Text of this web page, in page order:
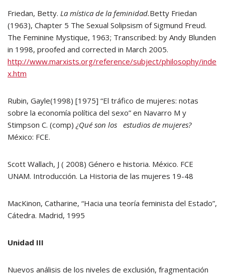
Friedan, Betty. La mística de la feminidad.Betty Friedan
(1963), Chapter 5 The Sexual Solipsism of Sigmund Freud.
The Feminine Mystique, 1963; Transcribed: by Andy Blunden
in 1998, proofed and corrected in March 2005.
http://www.marxists.org/reference/subject/philosophy/inde
x.htm
Rubin, Gayle(1998) [1975] “El tráfico de mujeres: notas
sobre la economía política del sexo” en Navarro M y
Stimpson C. (comp) ¿Qué son los estudios de mujeres?
México: FCE.
Scott Wallach, J ( 2008) Género e historia. México. FCE
UNAM. Introducción. La Historia de las mujeres 19-48
MacKinon, Catharine, “Hacia una teoría feminista del Estado”,
Cátedra. Madrid, 1995
Unidad III
Nuevos análisis de los niveles de exclusión, fragmentación